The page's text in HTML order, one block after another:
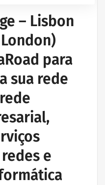
– Lisbon
para
sua rede
e